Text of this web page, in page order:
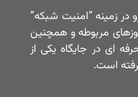
پیشرو در زمینه “امنیت شبکه”
مربوطه و همچنین
ای در جایگاه یکی از
است.